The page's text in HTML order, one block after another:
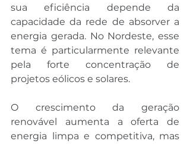
sua eficiência depende da
capacidade da rede de absorver a
energia gerada. No Nordeste, esse
tema é particularmente relevante
pela forte concentração de
projetos eólicos e solares.
O crescimento da geração
renovável aumenta a oferta de
energia limpa e competitiva, mas